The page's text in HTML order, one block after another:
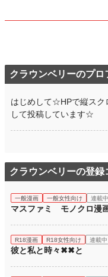
クラウンベリーのプロ
はじめして☆HPで縦スク
して投稿しています☆
クラウンベリーの登録
一般漫画 一般女性向け 連載中
マスファミ モノクロ漫
R18漫画 R18女性向け 連載中
彼と私と時々✖✖と